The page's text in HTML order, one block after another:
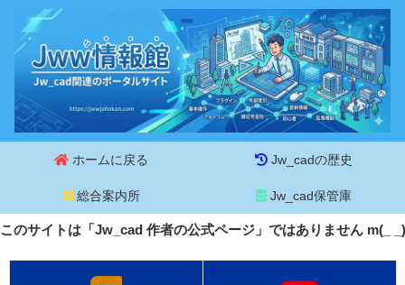
ホームに戻る Jw_cadの歴史
総合案内所 Jw_cad保管庫
このサイトは「Jw_cad 作者の公式ページ」ではありません